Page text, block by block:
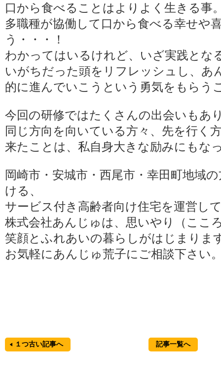
口から食べることはよりよく生きる事
多職種が協働して口から食べる幸せや
う・・・！
わかってはいるけれど、いざ実践とな
いがちだった頭をリフレッシュし、あ
的に進んでいこうという勇気をもらう
今回の研修ではたくさんの出会いもあ
同じ方向を向いている方々、先を行く
来たことは、私自身大きな励みにもな
岡崎市・安城市・西尾市・幸田町地域
ける、
サービス付き高齢者向け住宅を運営し
株式会社あんじゅは、思いやり（ここ
笑顔とふれあいの暮らしがはじまりま
お気軽にあんじゅ荒子にご相談下さい
１つ古い記事へ 記事一覧へ